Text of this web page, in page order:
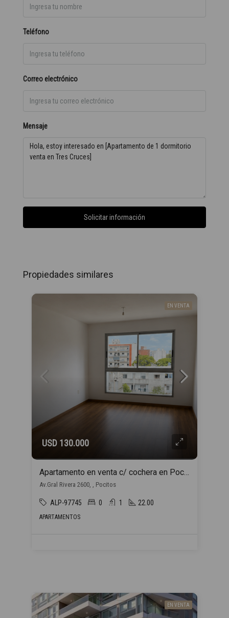
Teléfono
Correo electrónico
Mensaje
Solicitar información
Propiedades similares
EN VENTA
USD 130.000
Apartamento en venta c/ cochera en Pocitos
Av.Gral Rivera 2600, , Pocitos
ALP-97745 0 1 22.00
APARTAMENTOS
EN VENTA